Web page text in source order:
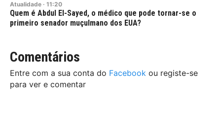
Atualidade · 11:20
Quem é Abdul El-Sayed, o médico que pode tornar-se o
primeiro senador muçulmano dos EUA?
Comentários
Entre com a sua conta do Facebook ou registe-se
para ver e comentar